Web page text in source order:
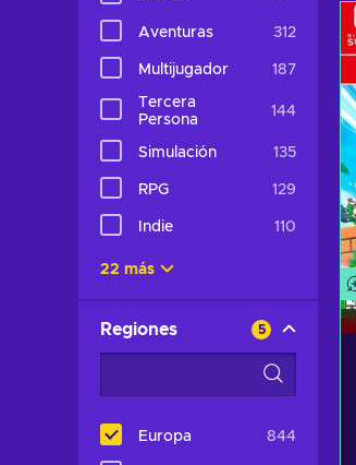
Aventuras 312
Multijugador 187
Tercera
Persona
144
Simulación 135
RPG 129
Indie 110
22 más
Regiones 5
Europa 844